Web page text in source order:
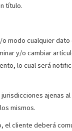
título.
o modo cualquier
y/o cambiar
lo cual será
ajenas
mismos.
el cliente deberá